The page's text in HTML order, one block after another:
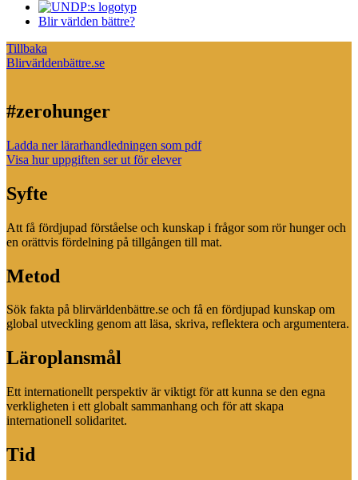
Blir världen bättre?
Tillbaka
Blirvärldenbättre.se
#zerohunger
Ladda ner lärarhandledningen som pdf
Visa hur uppgiften ser ut för elever
Syfte
Att få fördjupad förståelse och kunskap i frågor som rör hunger och
en orättvis fördelning på tillgången till mat.
Metod
Sök fakta på blirvärldenbättre.se och få en fördjupad kunskap om
global utveckling genom att läsa, skriva, reflektera och argumentera.
Läroplansmål
Ett internationellt perspektiv är viktigt för att kunna se den egna
verkligheten i ett globalt sammanhang och för att skapa
internationell solidaritet.
Tid